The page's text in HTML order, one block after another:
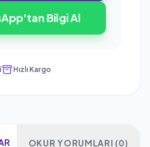
Bilgi Al
Hızlı Kargo
OKUR YORUMLARI (0)